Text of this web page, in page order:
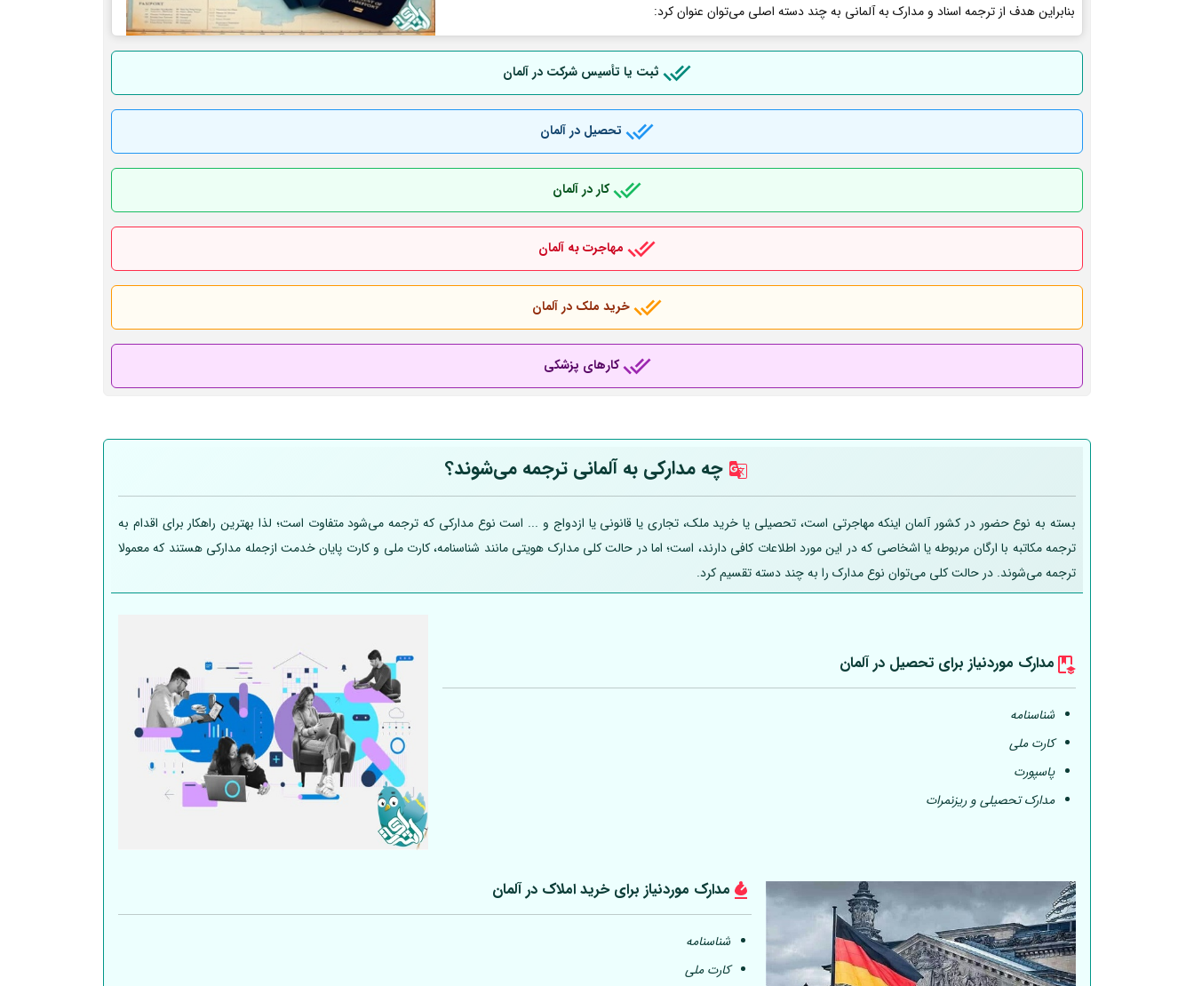
بنابراین هدف از ترجمه اسناد و مدارک به آلمانی به چند دسته اصلی می‌توان عنوان کرد:
ثبت یا تأسیس شرکت در آلمان
تحصیل در آلمان
کار در آلمان
مهاجرت به آلمان
خرید ملک در آلمان
کارهای پزشکی
چه مدارکی بهآلمانی ترجمه می‌شوند؟
بسته به نوع حضور در کشور آلمان اینکه مهاجرتی است، تحصیلی یا خرید ملک، تجاری یا قانونی یا ازدواج و ... است نوع مدارکی که ترجمه می‌شود متفاوت است؛ لذا بهترین راهکار برای اقدام به
ترجمه مکاتبه با ارگان مربوطه یا اشخاصی که در این مورد اطلاعات کافی دارند، است؛ اما در حالت کلی مدارک هویتی مانند شناسنامه، کارت ملی و کارت پایان خدمت ازجمله مدارکی هستند که معمولا
ترجمه می‌شوند. در حالت کلی می‌توان نوع مدارک را به چند دسته تقسیم کرد.
مدارک موردنیاز برای تحصیل درآلمان
شناسنامه
کارت ملی
پاسپورت
مدارک تحصیلی و ریزنمرات
مدارک موردنیاز برای خرید املاک درآلمان
شناسنامه
کارت ملی